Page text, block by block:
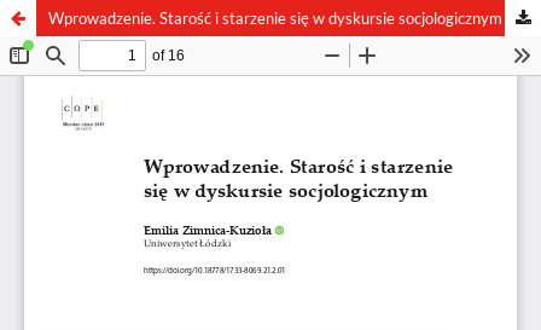
Wprowadzenie. Starość i starzenie się w dyskursie socjologicznym